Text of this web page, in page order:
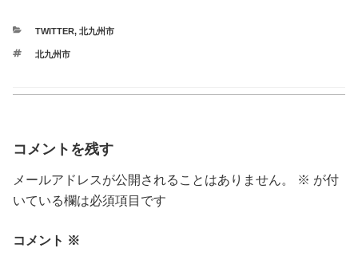
CATEGORIES
TWITTER, 北九州市
TAGS
北九州市
コメントを残す
メールアドレスが公開されることはありません。 ※ が付
いている欄は必須項目です
コメント ※